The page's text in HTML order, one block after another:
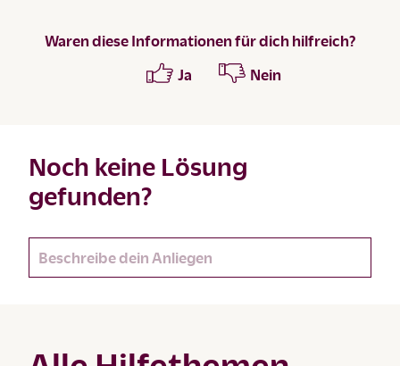
Waren diese Informationen für dich hilfreich?
Ja
Nein
Noch keine Lösung
gefunden?